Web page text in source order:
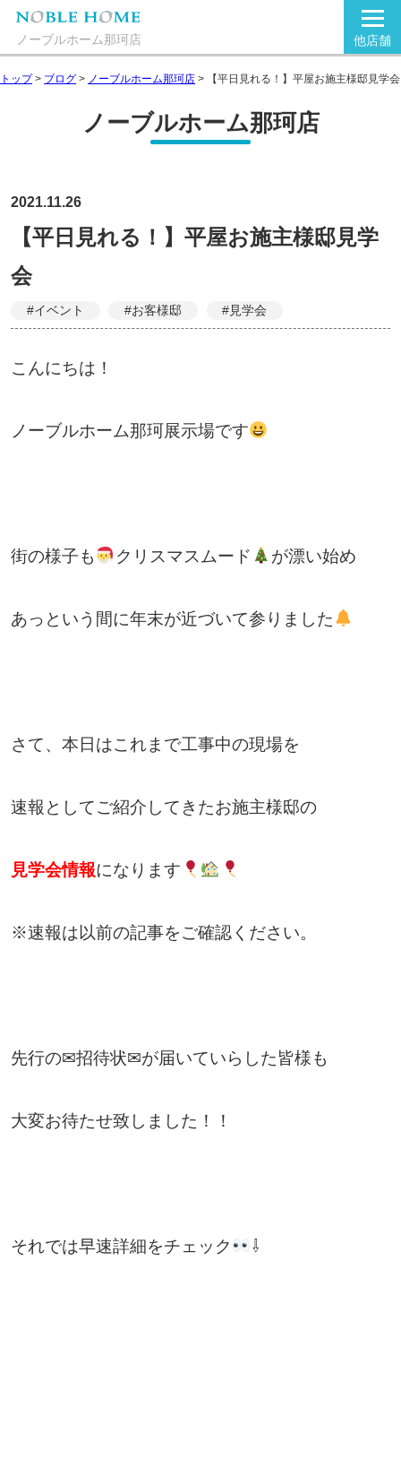
ノーブルホーム那珂店 他店舗
トップ> ブログ > ノーブルホーム那珂店 > 【平日見れる！】平屋お施主様邸見学会
ノーブルホーム那珂店
2021.11.26
【平日見れる！】平屋お施主様邸見学
会
#イベント #お客様邸 #見学会
こんにちは！
ノーブルホーム那珂展示場です
街の様子も クリスマスムード が漂い始め
あっという間に年末が近づいて参りました
さて、本日はこれまで工事中の現場を
速報としてご紹介してきたお施主様邸の
見学会情報になります
※速報は以前の記事をご確認ください。
先行の✉招待状✉が届いていらした皆様も
大変お待たせ致しました！！
それでは早速詳細をチェック ⇩